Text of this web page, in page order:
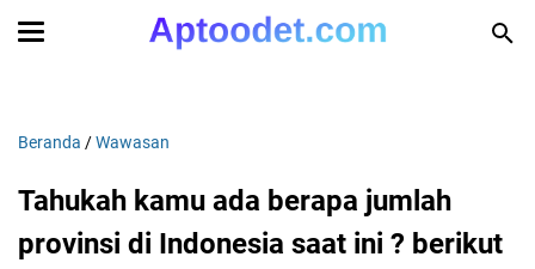
Beranda /Wawasan
Tahukah kamu ada berapa jumlah
provinsi di Indonesia saat ini ? berikut